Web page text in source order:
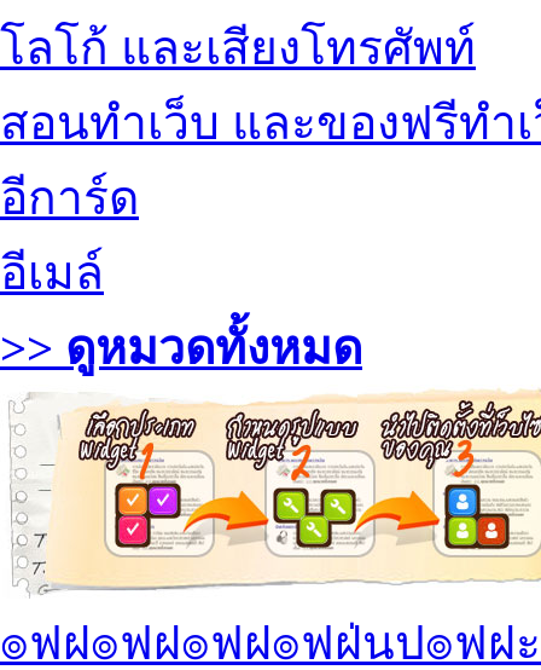
โลโก้ และเสียงโทรศัพท์
สอนทำเว็บ และของฟรีทำ
อีการ์ด
อีเมล์
>> ดูหมวดทั้งหมด
๏ฟฝ๏ฟฝ๏ฟฝ๏ฟฝ่นป๏ฟฝ